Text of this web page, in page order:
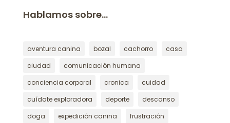
Hablamos sobre…
aventura canina bozal cachorro
casa
ciudad
comunicación humana
conciencia corporal
cronica
cuidad
cuídate exploradora
deporte
descanso
doga
expedición canina
frustración